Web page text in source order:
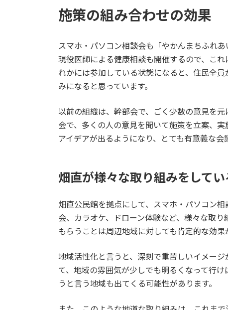
施策の組み合わせの効果
スマホ・パソコン相談会も「やかんまちふれ
現役医師による健康相談も開催するので、こ
れかには参加している状態になると、住民全
みになると思っています。
以前の組織は、幹部会で、ごく少数の意見を
会で、多くの人の意見を聞いて施策を立案、
アイデアが出るようになり、とても有意義な会
畑直が様々な取り組みをして
畑直公民館を拠点にして、スマホ・パソコン
会、カラオケ、ドローン体験など、様々な取
もらうことは周辺地域に対しても肯定的な効果
地域活性化と言うと、深刻で重苦しいイメー
て、地域の雰囲気が少しでも明るくなって行
うと言う地域も出てくる可能性があります。